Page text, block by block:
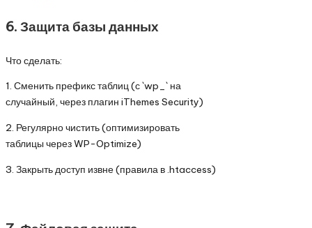
6. Защита базы данных
Что сделать:
1. Сменить префикс таблиц (с `wp_` на
случайный, через плагин iThemes Security)
2. Регулярно чистить (оптимизировать
таблицы через WP-Optimize)
3. Закрыть доступ извне (правила в .htaccess)